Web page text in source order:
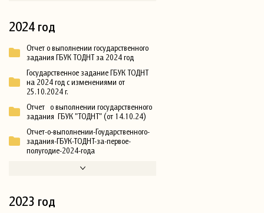
2024 год
Отчет о выполнении государственного
задания ГБУК ТОДНТ за 2024 год
Государственное задание ГБУК ТОДНТ
на 2024 год с изменениями от
25.10.2024 г.
Отчет о выполнении государственного
задания ГБУК "ТОДНТ" (от 14.10.24)
Отчет-о-выполнении-Гоударственного-
задания-ГБУК-ТОДНТ-за-первое-
полугодие-2024-года
2023 год